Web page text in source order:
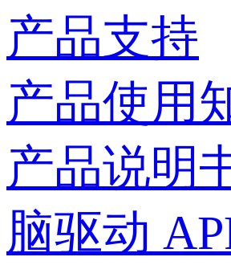
产品支持
产品使用
产品说明
脑驱动